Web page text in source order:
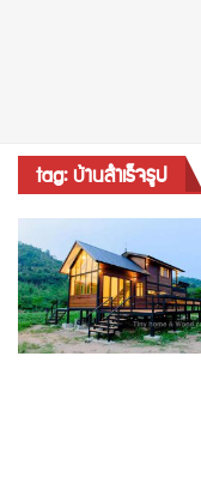
tag: บ้านสำเร็จรูป